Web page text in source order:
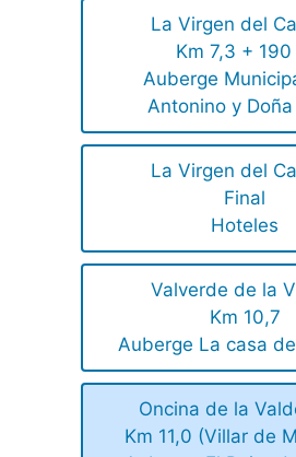
La Virgen del
Km 7,3 + 190
Auberge
Antonino y Doña
La Virgen del
Final
Hoteles
Valverde de la
Km 10,7
Auberge La casa
Oncina de la
Km 11,0 (Villar de